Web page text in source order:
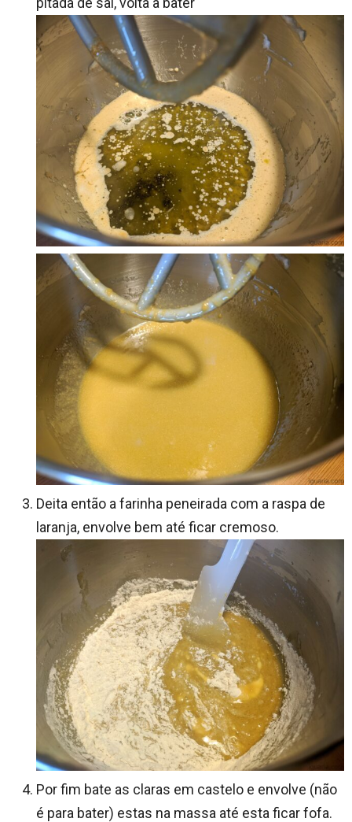
Deita então a farinha peneirada com a raspa de
laranja, envolve bem até ficar cremoso.
Por fim bate as claras em castelo e envolve (não
é para bater) estas na massa até esta ficar fofa.